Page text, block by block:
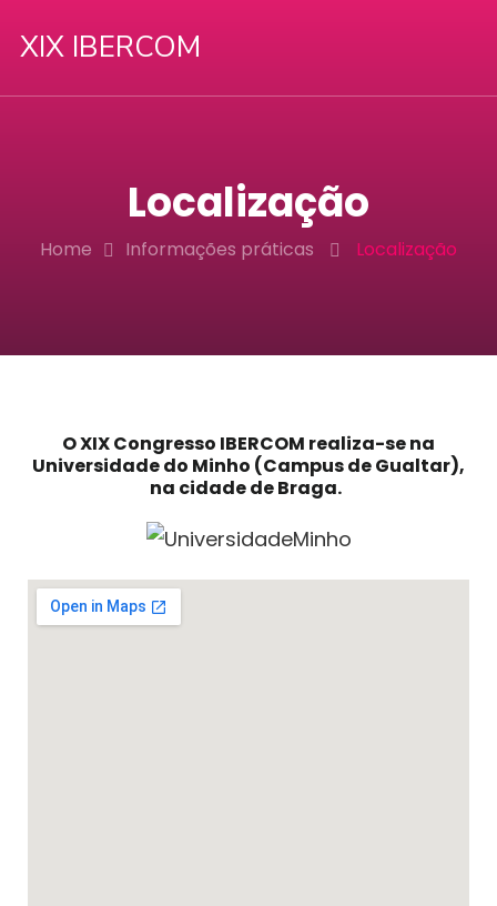
XIX IBERCOM
Localização
Home Informações práticas Localização
O XIX Congresso IBERCOM realiza-se na
Universidade do Minho (Campus de Gualtar),
na cidade de Braga.